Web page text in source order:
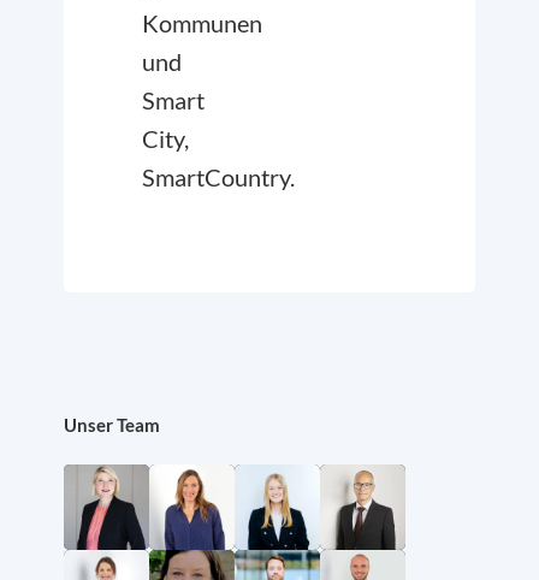
Kommunen
und
Smart
City,
SmartCountry.
Unser Team